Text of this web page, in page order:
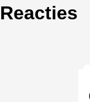
Reacties